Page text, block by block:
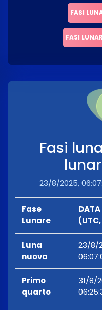
FASI
FASI
Fasi
23/8/2025,
Fase
Lunare
DATA
Luna
nuova
23/8/
Primo
quarto
31/8/